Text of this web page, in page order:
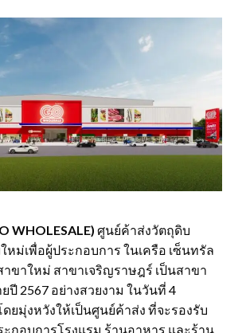
WHOLESALE) ศูนย์ค้าส่งวัตถุดิบ
หม่เพื่อผู้ประกอบการ ในเครือ เซ็นทรัล
าขาใหม่ สาขาเจริญราษฎร์ เป็นสาขา
ปี 2567 อย่างสวยงาม ในวันที่ 4
ยมุ่งหวังให้เป็นศูนย์ค้าส่ง ที่จะรองรับ
กอบการโรงแรม ร้านอาหาร และร้าน